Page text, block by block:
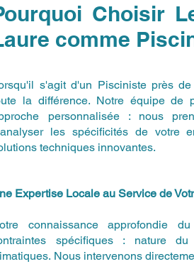
Choisir
comme
s'agit d'un Pisciniste près
la différence. Notre équipe de
personnalisée : nous
les spécificités de votre
techniques innovantes.
Expertise Locale au Service de
connaissance approfondie
spécifiques : nature
Nous intervenons